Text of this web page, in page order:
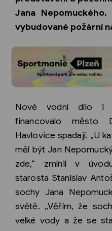
Jana
vybudované požární
Nové vodní dílo i
financovalo město
Havlovice spadají. „U
měl být Jan
zde,“ zmínil v
starosta Stanislav
sochy Jana
světě. „Věřím, že
velké vody a že se